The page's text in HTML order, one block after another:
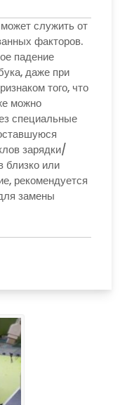
служить от
факторов.
падение
даже при
того, что
можно
специальные
зарядки/
близко или
рекомендуется
замены